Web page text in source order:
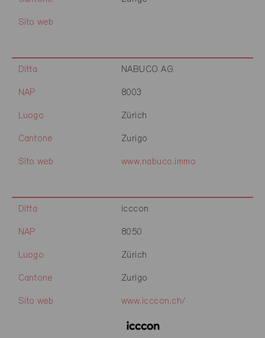
Sito web
Ditta NABUCO AG
NAP 8003
Luogo Zürich
Cantone Zurigo
Sito web www.nabuco.immo
Ditta icccon
NAP 8050
Luogo Zürich
Cantone Zurigo
Sito web www.icccon.ch/